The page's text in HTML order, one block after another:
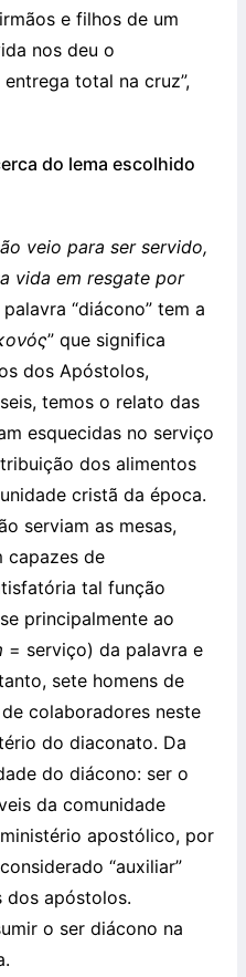
e filhos de um
nos deu o
total na cruz”,
do lema escolhido
veio para ser servido,
vida em resgate por
“diácono” tem a
” que significa
dos Apóstolos,
temos o relato das
esquecidas no serviço
dos alimentos
cristã da época.
serviam as mesas,
capazes de
tal função
principalmente ao
= serviço) da palavra e
sete homens de
colaboradores neste
do diaconato. Da
do diácono: ser o
da comunidade
apostólico, por
“auxiliar”
dos apóstolos.
o ser diácono na